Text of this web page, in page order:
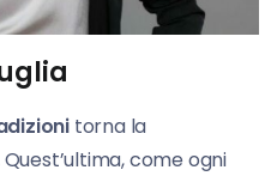
torna la
Quest’ultima, come ogni